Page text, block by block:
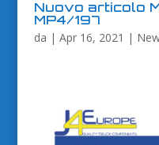
Nuovo articolo
MP4/197
da | Apr 16, 2021 |